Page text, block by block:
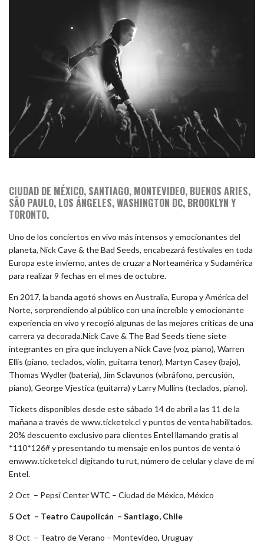
CIUDAD DE MÉXICO, SANTIAGO, MONTEVIDEO, BUENOS ARIES,
SÃO PAULO, LOS ÁNGELES, WASHINGTON DC, BROOKLYN Y
TORONTO.
Uno de los conciertos en vivo más intensos y emocionantes del
planeta, Nick Cave & the Bad Seeds, encabezará festivales en toda
Europa este invierno, antes de cruzar a Norteamérica y Sudamérica
para realizar 9 fechas en el mes de octubre.
En 2017, la banda agotó shows en Australia, Europa y América del
Norte, sorprendiendo al público con una increíble y emocionante
experiencia en vivo y recogió algunas de las mejores críticas de una
carrera ya decorada.Nick Cave & The Bad Seeds tiene siete
integrantes en gira que incluyen a Nick Cave (voz, piano), Warren
Ellis (piano, teclados, violín, guitarra tenor), Martyn Casey (bajo),
Thomas Wydler (batería), Jim Sclavunos (vibráfono, percusión,
piano), George Vjestica (guitarra) y Larry Mullins (teclados, piano).
Tickets disponibles desde este sábado 14 de abril a las 11 de la
mañana a través de www.ticketek.cl y puntos de venta habilitados.
20% descuento exclusivo para clientes Entel llamando gratis al
*110*126# y presentando tu mensaje en los puntos de venta ó
enwww.ticketek.cl digitando tu rut, número de celular y clave de mi
Entel.
2 Oct – Pepsi Center WTC – Ciudad de México, México
5 Oct – Teatro Caupolicán – Santiago, Chile
8 Oct – Teatro de Verano – Montevideo, Uruguay